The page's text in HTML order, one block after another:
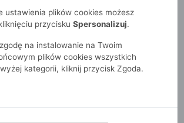
ustawienia plików cookies możesz
przycisku Spersonalizuj.
na instalowanie na Twoim
plików cookies wszystkich
kategorii, kliknij przycisk Zgoda.